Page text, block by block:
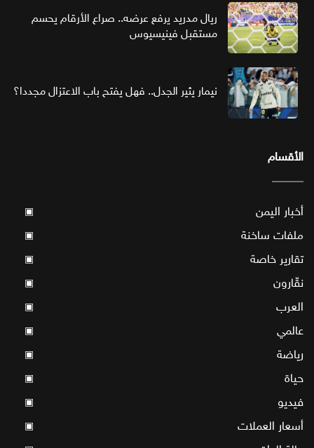
ريال مدريد يرفع عرضه.. صراع الأرقام يحسم
مستقبل فينيسيوس
نيمار يثير الجدل.. فهل يفتح باب الاعتزال مجددا؟
الأقسام
أخبار اليمن ▣
ملفات ساخنة ▣
تقارير خاصة ▣
نقّارون ▣
العرب ▣
عالمي ▣
رياضة ▣
حياة ▣
فيديو ▣
أسعار العملات ▣